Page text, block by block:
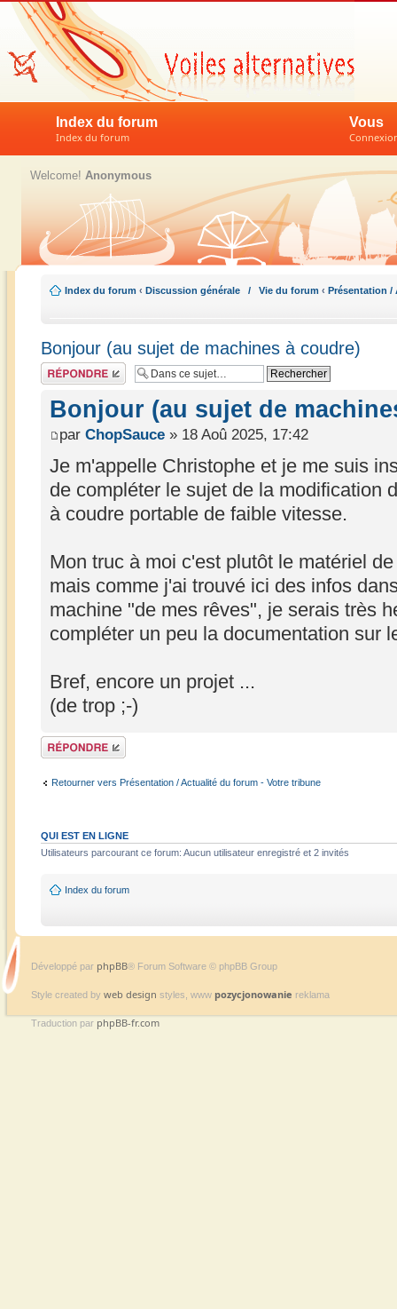
Index du forum
Index du forum
Vous
Welcome! Anonymous
Index du forum ‹ Discussion générale / Vie du forum ‹ Présentation /
Bonjour (au sujet de machines à coudre)
Répondre
Bonjour (au sujet de
par ChopSauce » 18 Aoû 2025, 17:42
Je m'appelle Christophe et je me suis
de compléter le sujet de la modification
à coudre portable de faible vitesse.
Mon truc à moi c'est plutôt le matériel
mais comme j'ai trouvé ici des infos
machine "de mes rêves", je serais très
compléter un peu la documentation sur
Bref, encore un projet ...
(de trop ;-)
Répondre
Retourner vers Présentation / Actualité du forum - Votre tribune
QUI EST EN LIGNE
Utilisateurs parcourant ce forum: Aucun utilisateur enregistré et 2 invités
Index du forum
Développé par phpBB® Forum Software © phpBB Group
Style created by web design styles, www pozycjonowanie reklama
Traduction par phpBB-fr.com